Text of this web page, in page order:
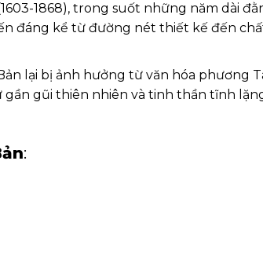
1868), trong suốt những năm dài
đáng kể từ đường nét thiết kế đến
lại bị ảnh hưởng từ văn hóa phương
gũi thiên nhiên và tinh thần tĩnh
: